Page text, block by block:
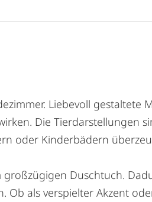
Liebevoll gestaltete
Die Tierdarstellungen
oder Kinderbädern
Duschtuch.
als verspielter Akzent